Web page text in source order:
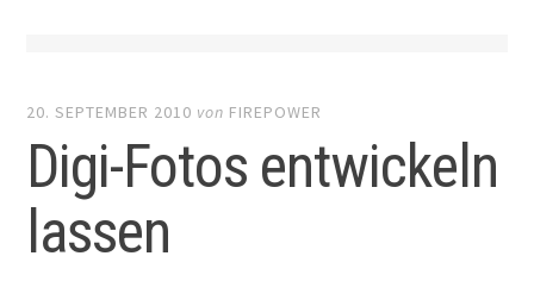
20. SEPTEMBER 2010 von FIREPOWER
Digi-Fotos entwickeln
lassen